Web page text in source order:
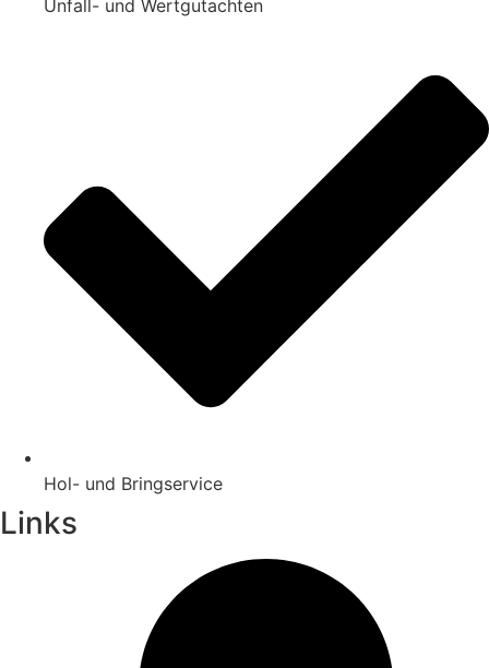
Unfall- und Wertgutachten
Hol- und Bringservice
Links